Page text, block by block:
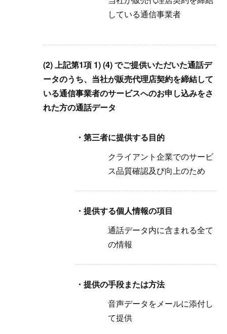
している通信事業者
(2) 上記第1項 1) (4) でご提供いただいた通話デ
ータのうち、当社が販売代理店契約を締結して
いる通信事業者のサービスへのお申し込みをさ
れた方の通話データ
・第三者に提供する目的
クライアント企業でのサービ
ス品質確認及び向上のため
・提供する個人情報の項目
通話データ内に含まれる全て
の情報
・提供の手段または方法
音声データをメールに添付し
て提供